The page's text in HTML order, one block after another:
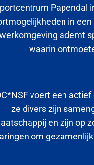
Papendal
in
werkomgeving ademt
waarin
voert een
ze divers zijn
en zijn op
om